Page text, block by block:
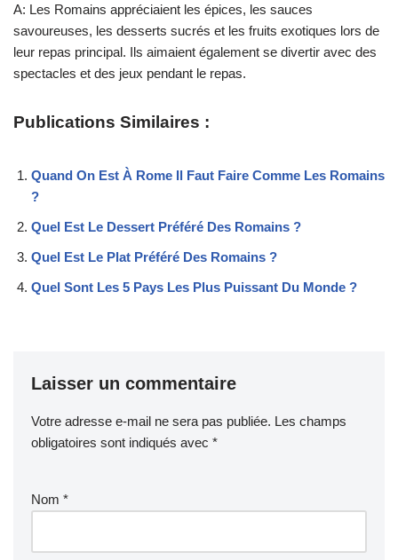
A: Les Romains appréciaient les épices, les sauces
savoureuses, les desserts sucrés et les fruits exotiques lors de
leur repas principal. Ils aimaient également se divertir avec des
spectacles et des jeux pendant le repas.
Publications Similaires :
Quand On Est À Rome Il Faut Faire Comme Les Romains
?
Quel Est Le Dessert Préféré Des Romains ?
Quel Est Le Plat Préféré Des Romains ?
Quel Sont Les 5 Pays Les Plus Puissant Du Monde ?
Laisser un commentaire
Votre adresse e-mail ne sera pas publiée. Les champs
obligatoires sont indiqués avec *
Nom *